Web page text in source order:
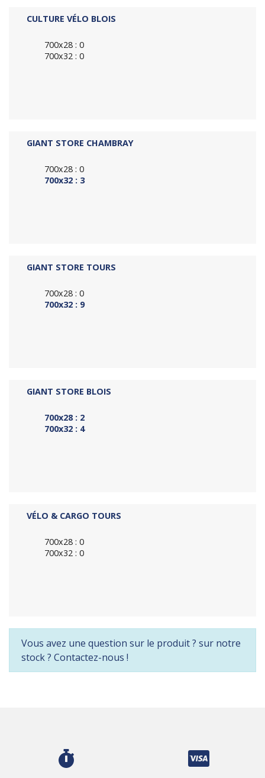
CULTURE VÉLO BLOIS
700x28 : 0
700x32 : 0
GIANT STORE CHAMBRAY
700x28 : 0
700x32 : 3
GIANT STORE TOURS
700x28 : 0
700x32 : 9
GIANT STORE BLOIS
700x28 : 2
700x32 : 4
VÉLO & CARGO TOURS
700x28 : 0
700x32 : 0
Vous avez une question sur le produit ? sur notre
stock ? Contactez-nous !